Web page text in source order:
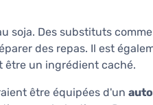
soja. Des substituts
des repas. Il est
être un ingrédient caché.
être équipées d'un